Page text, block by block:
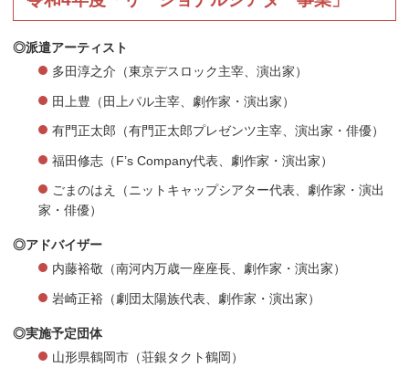
◎派遣アーティスト
多田淳之介（東京デスロック主宰、演出家）
田上豊（田上パル主宰、劇作家・演出家）
有門正太郎（有門正太郎プレゼンツ主宰、演出家・俳優）
福田修志（F’s Company代表、劇作家・演出家）
ごまのはえ（ニットキャップシアター代表、劇作家・演出
家・俳優）
◎アドバイザー
内藤裕敬（南河内万歳一座座長、劇作家・演出家）
岩崎正裕（劇団太陽族代表、劇作家・演出家）
◎実施予定団体
山形県鶴岡市（荘銀タクト鶴岡）